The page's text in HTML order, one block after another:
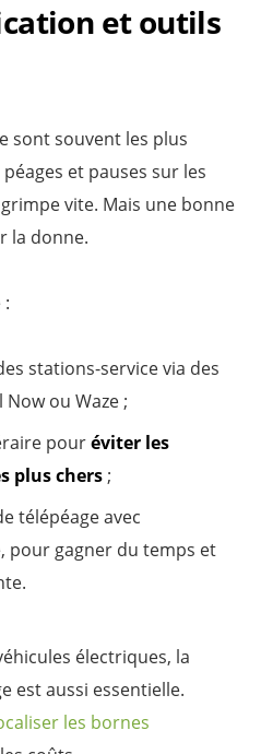
et outils
sont souvent les plus
et pauses sur les
vite. Mais une bonne
la donne.
stations-service via des
ou Waze ;
pouréviter les
plus chers ;
télépéage avec
pour gagner du temps et
électriques, la
est aussi essentielle.
les bornes